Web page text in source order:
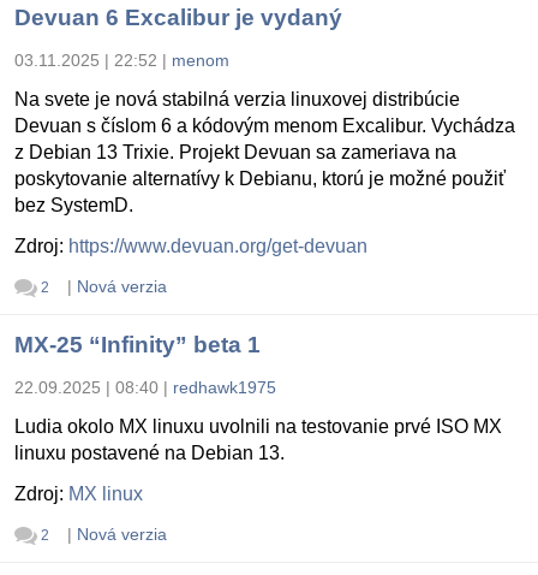
Devuan 6 Excalibur je vydaný
03.11.2025 | 22:52 | menom
Na svete je nová stabilná verzia linuxovej distribúcie
Devuan s číslom 6 a kódovým menom Excalibur. Vychádza
z Debian 13 Trixie. Projekt Devuan sa zameriava na
poskytovanie alternatívy k Debianu, ktorú je možné použiť
bez SystemD.
Zdroj: https://www.devuan.org/get-devuan
2 | Nová verzia
MX-25 “Infinity” beta 1
22.09.2025 | 08:40 | redhawk1975
Ludia okolo MX linuxu uvolnili na testovanie prvé ISO MX
linuxu postavené na Debian 13.
Zdroj: MX linux
2 | Nová verzia